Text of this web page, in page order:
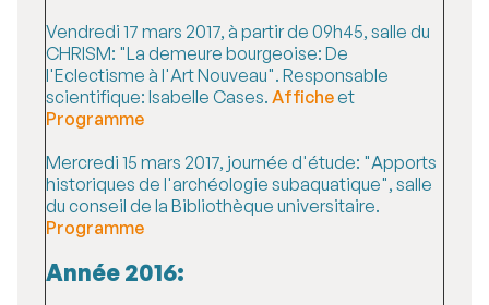
Vendredi 17 mars 2017, à partir de 09h45, salle du
CHRISM: "La demeure bourgeoise: De
l'Eclectisme à l'Art Nouveau". Responsable
scientifique: Isabelle Cases. Afficheet
Programme
Mercredi 15 mars 2017, journée d'étude: "Apports
historiques de l'archéologie subaquatique", salle
du conseil de la Bibliothèque universitaire.
Programme
Année 2016: